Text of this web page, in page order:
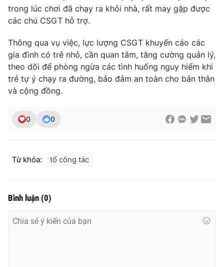
Ðiện thoại Thời báo VTV: 024.66 897 897
Email:toasoan@vtv.vn
thông tin từ website này.
trong lúc chơi đã chạy ra khỏi nhà, rất may gặp được
các chú CSGT hỗ trợ.
Thông qua vụ việc, lực lượng CSGT khuyến cáo các
gia đình có trẻ nhỏ, cần quan tâm, tăng cường quản lý,
theo dõi để phòng ngừa các tình huống nguy hiểm khi
trẻ tự ý chạy ra đường, bảo đảm an toàn cho bản thân
và cộng đồng.
0 0
Từ khóa: tổ công tác
Bình luận (0)